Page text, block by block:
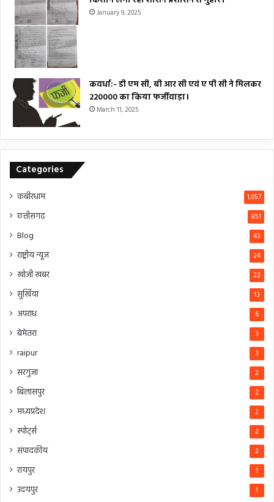
January 9, 2025
कवर्धा:- डी एम सी, बी आर सी एवं ए पी सी ने मिलकर
₹220000 का किया फर्जीवाड़ा।
March 11, 2025
Categories
कबीरधाम 1,057
छत्तीसगढ़ 851
Blog 43
राष्ट्रीय न्यूज 24
खोजी खबर 22
सुर्खियां 13
अपराध 6
बेमेतरा 3
raipur 3
सरगुजा 2
बिलासपुर 2
मध्यप्रदेश 2
स्पोर्ट्स 2
संपादकीय 2
रायपुर 1
उदयपुर 1